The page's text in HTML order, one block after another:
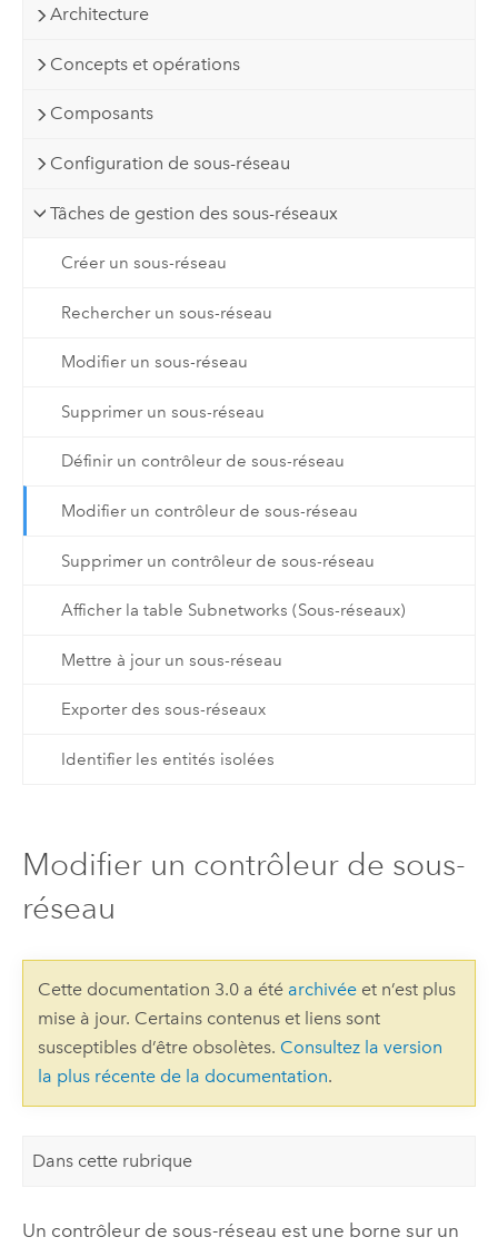
Architecture
Concepts et opérations
Composants
Configuration de sous-réseau
Tâches de gestion des sous-réseaux
Créer un sous-réseau
Rechercher un sous-réseau
Modifier un sous-réseau
Supprimer un sous-réseau
Définir un contrôleur de sous-réseau
Modifier un contrôleur de sous-réseau
Supprimer un contrôleur de sous-réseau
Afficher la table Subnetworks (Sous-réseaux)
Mettre à jour un sous-réseau
Exporter des sous-réseaux
Identifier les entités isolées
Modifier un contrôleur de sous-
réseau
Cette documentation 3.0 a été archivéeet n’est plus
mise à jour. Certains contenus et liens sont
susceptibles d’être obsolètes. Consultez la version
la plus récente de la documentation.
Dans cette rubrique
Un contrôleur de sous-réseau est une borne sur un